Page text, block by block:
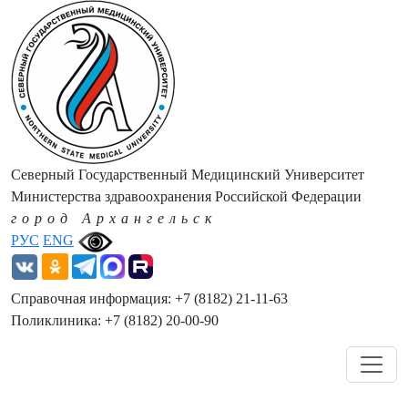
РУС ENG
Северный Государственный Медицинский Университет
Министерства здравоохранения Российской Федерации
город Архангельск
Справочная информация: +7 (8182) 21-11-63
Поликлиника: +7 (8182) 20-00-90